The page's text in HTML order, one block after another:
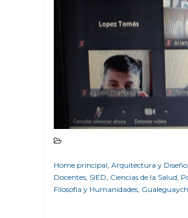
Home principal Arquitectura y Diseño
Docentes SIED Ciencias de la Salud
Filosofía y Humanidades